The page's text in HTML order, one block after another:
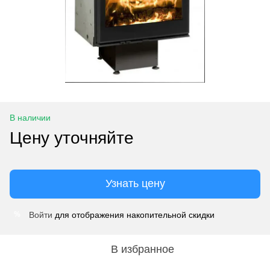
В наличии
Цену уточняйте
Узнать цену
Войти для отображения накопительной скидки
В избранное